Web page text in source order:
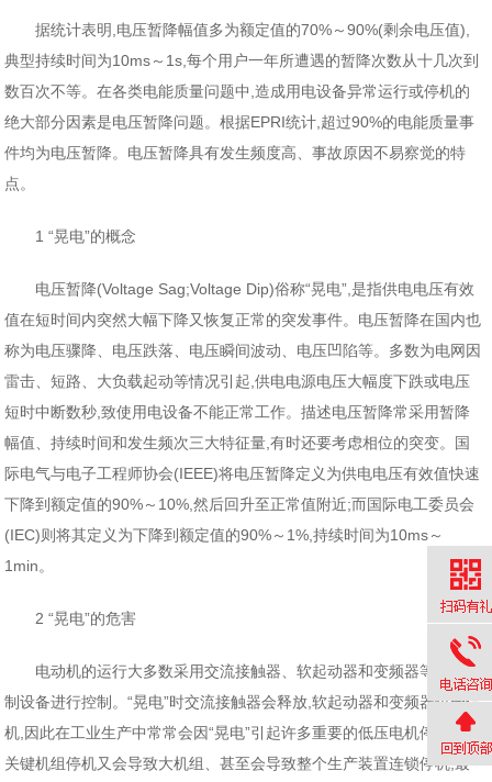
据统计表明,电压暂降幅值多为额定值的70%～90%(剩余电压值),
典型持续时间为10ms～1s,每个用户一年所遭遇的暂降次数从十几次到
数百次不等。在各类电能质量问题中,造成用电设备异常运行或停机的
绝大部分因素是电压暂降问题。根据EPRI统计,超过90%的电能质量事
件均为电压暂降。电压暂降具有发生频度高、事故原因不易察觉的特
点。
1 “晃电”的概念
电压暂降(Voltage Sag;Voltage Dip)俗称“晃电”,是指供电电压有效
值在短时间内突然大幅下降又恢复正常的突发事件。电压暂降在国内也
称为电压骤降、电压跌落、电压瞬间波动、电压凹陷等。多数为电网因
雷击、短路、大负载起动等情况引起,供电电源电压大幅度下跌或电压
短时中断数秒,致使用电设备不能正常工作。描述电压暂降常采用暂降
幅值、持续时间和发生频次三大特征量,有时还要考虑相位的突变。国
际电气与电子工程师协会(IEEE)将电压暂降定义为供电电压有效值快速
下降到额定值的90%～10%,然后回升至正常值附近;而国际电工委员会
(IEC)则将其定义为下降到额定值的90%～1%,持续时间为10ms～
1min。
2 “晃电”的危害
电动机的运行大多数采用交流接触器、软起动器和变频器等起动控
制设备进行控制。“晃电”时交流接触器会释放,软起动器和变频器也会停
机,因此在工业生产中常常会因“晃电”引起许多重要的低压电机停机。而
关键机组停机又会导致大机组、甚至会导致整个生产装置连锁停机,最